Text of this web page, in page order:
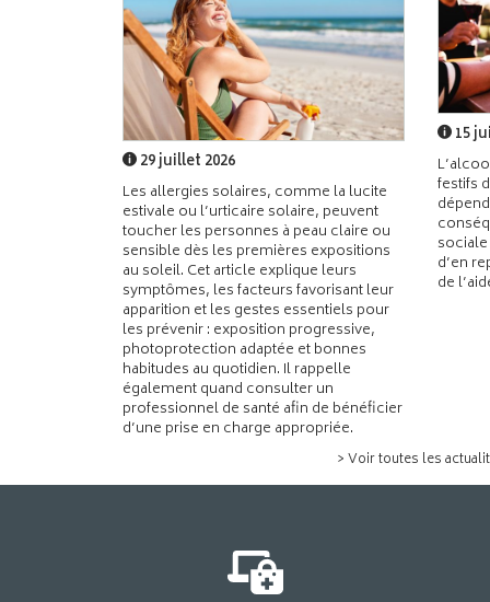
29 juillet 2026
Les allergies solaires, comme la lucite
estivale ou l’urticaire solaire, peuvent
toucher les personnes à peau claire ou
sensible dès les premières expositions
au soleil. Cet article explique leurs
symptômes, les facteurs favorisant leur
apparition et les gestes essentiels pour
les prévenir : exposition progressive,
photoprotection adaptée et bonnes
habitudes au quotidien. Il rappelle
également quand consulter un
professionnel de santé afin de bénéficier
d’une prise en charge appropriée.
15
festifs
d’en
de
> Voir toutes les